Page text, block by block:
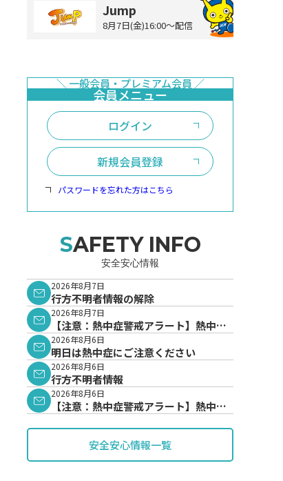
Jump
8月7日(金)16:00～配信
ログイン
新規会員登録
パスワードを忘れた方はこちら
SAFETY INFO
安全安心情報
2026年8月7日
行方不明者情報の解除
2026年8月7日
【注意：熱中症警戒アラート】熱中症
警戒アラートが発表されています。
2026年8月6日
明日は熱中症にご注意ください
2026年8月6日
行方不明者情報
2026年8月6日
【注意：熱中症警戒アラート】熱中症
安全安心情報一覧